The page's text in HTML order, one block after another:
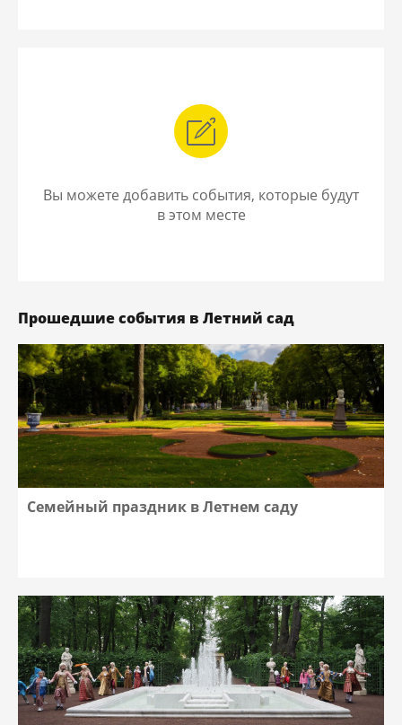
Вы можете добавить события, которые будут
в этом месте
Прошедшие события в Летний сад
Семейный праздник в Летнем саду